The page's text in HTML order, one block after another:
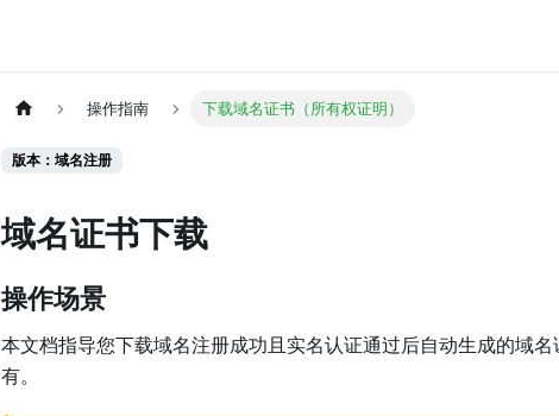
操作指南 下载域名证书（所有权证明）
版本：域名注册
域名证书下载
操作场景
本文档指导您下载域名注册成功且实名认证通过后自动生成的域
有。